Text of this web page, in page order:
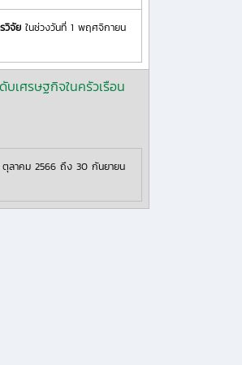
วิจัยในช่วงวันที่ 1 พฤศจิกายน
เศรษฐกิจในครัวเรือน
ลาคม 2566 ถึง 30 กันยายน